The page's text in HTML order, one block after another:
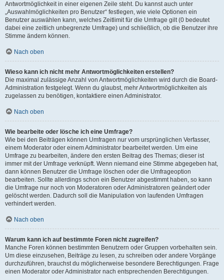
Antwortmöglichkeit in einer eigenen Zeile steht. Du kannst auch unter
„Auswahlmöglichkeiten pro Benutzer“ festlegen, wie viele Optionen ein
Benutzer auswählen kann, welches Zeitlimit für die Umfrage gilt (0 bedeutet
dabei eine zeitlich unbegrenzte Umfrage) und schließlich, ob die Benutzer ihre
Stimme ändern können.
Nach oben
Wieso kann ich nicht mehr Antwortmöglichkeiten erstellen?
Die maximal zulässige Anzahl von Antwortmöglichkeiten wird durch die Board-
Administration festgelegt. Wenn du glaubst, mehr Antwortmöglichkeiten als
zugelassen zu benötigen, kontaktiere einen Administrator.
Nach oben
Wie bearbeite oder lösche ich eine Umfrage?
Wie bei den Beiträgen können Umfragen nur vom ursprünglichen Verfasser,
einem Moderator oder einem Administrator bearbeitet werden. Um eine
Umfrage zu bearbeiten, ändere den ersten Beitrag des Themas; dieser ist
immer mit der Umfrage verknüpft. Wenn niemand eine Stimme abgegeben hat,
dann können Benutzer die Umfrage löschen oder die Umfrageoption
bearbeiten. Sollte allerdings schon ein Benutzer abgestimmt haben, so kann
die Umfrage nur noch von Moderatoren oder Administratoren geändert oder
gelöscht werden. Dadurch soll die Manipulation von laufenden Umfragen
verhindert werden.
Nach oben
Warum kann ich auf bestimmte Foren nicht zugreifen?
Manche Foren können bestimmten Benutzern oder Gruppen vorbehalten sein.
Um diese einzusehen, Beiträge zu lesen, zu schreiben oder andere Vorgänge
durchzuführen, brauchst du möglicherweise besondere Berechtigungen. Frage
einen Moderator oder Administrator nach entsprechenden Berechtigungen.